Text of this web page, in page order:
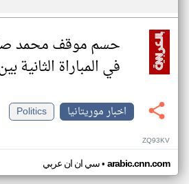
حسم موقف محمد
في المباراة الثانية
اخبار موريتانيا
Politics
ZQ93KV
سي ان ان عربي• arabic.cnn.com